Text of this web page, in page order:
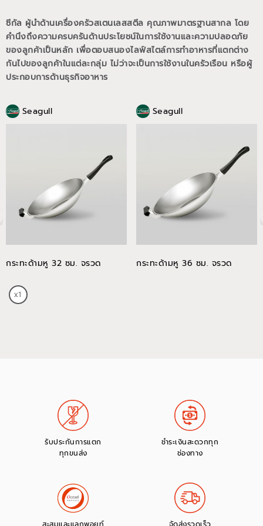
ซีกัล ผู้นำด้านเครื่องครัวสเตนเลสสตีล คุณภาพมาตรฐานสากล โดย
คำนึงถึงความครบครันด้านประโยชน์ในการใช้งานและความปลอดภัย
ของลูกค้าเป็นหลัก เพื่อตอบสนองไลฟ์สไตล์การทำอาหารที่แตกต่าง
กันไปของลูกค้าในแต่ละกลุ่ม ไม่ว่าจะเป็นการใช้งานในครัวเรือน หรือผู้
ประกอบการด้านธุรกิจอาหาร
Seagull
กระทะด้ามหู 32 ซม. จรวด
Seagull
กระทะด้ามหู 36 ซม. จรวด
รับประกันการแตก
ทุกขนส่ง
ชำระเงินสะดวกทุก
ช่องทาง